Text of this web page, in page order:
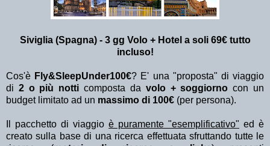
Siviglia (Spagna) - 3 gg Volo + Hotel a soli 69€ tutto
incluso!
Cos'è Fly&SleepUnder100€? E' una "proposta" di viaggio
di 2 o più notticomposta da volo + soggiorno con un
budget limitato ad un massimo di 100€ (per persona).
Il pacchetto di viaggio è puramente "esemplificativo" ed è
creato sulla base di una ricerca effettuata sfruttando tutte le